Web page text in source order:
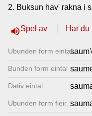
2. Buksun hav' rakna i
volume_upSpel av Har du
Ubunden form eintal
Bunden form eintal
Dativ eintal
Ubunden form fleirtal
Lenkjer
Kontakt
oss